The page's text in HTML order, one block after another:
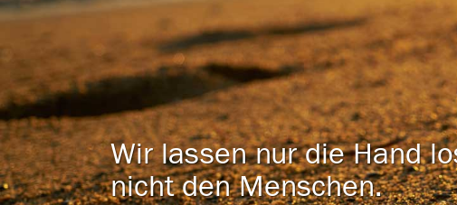
Wir lassen nur die Hand
nicht den Menschen.